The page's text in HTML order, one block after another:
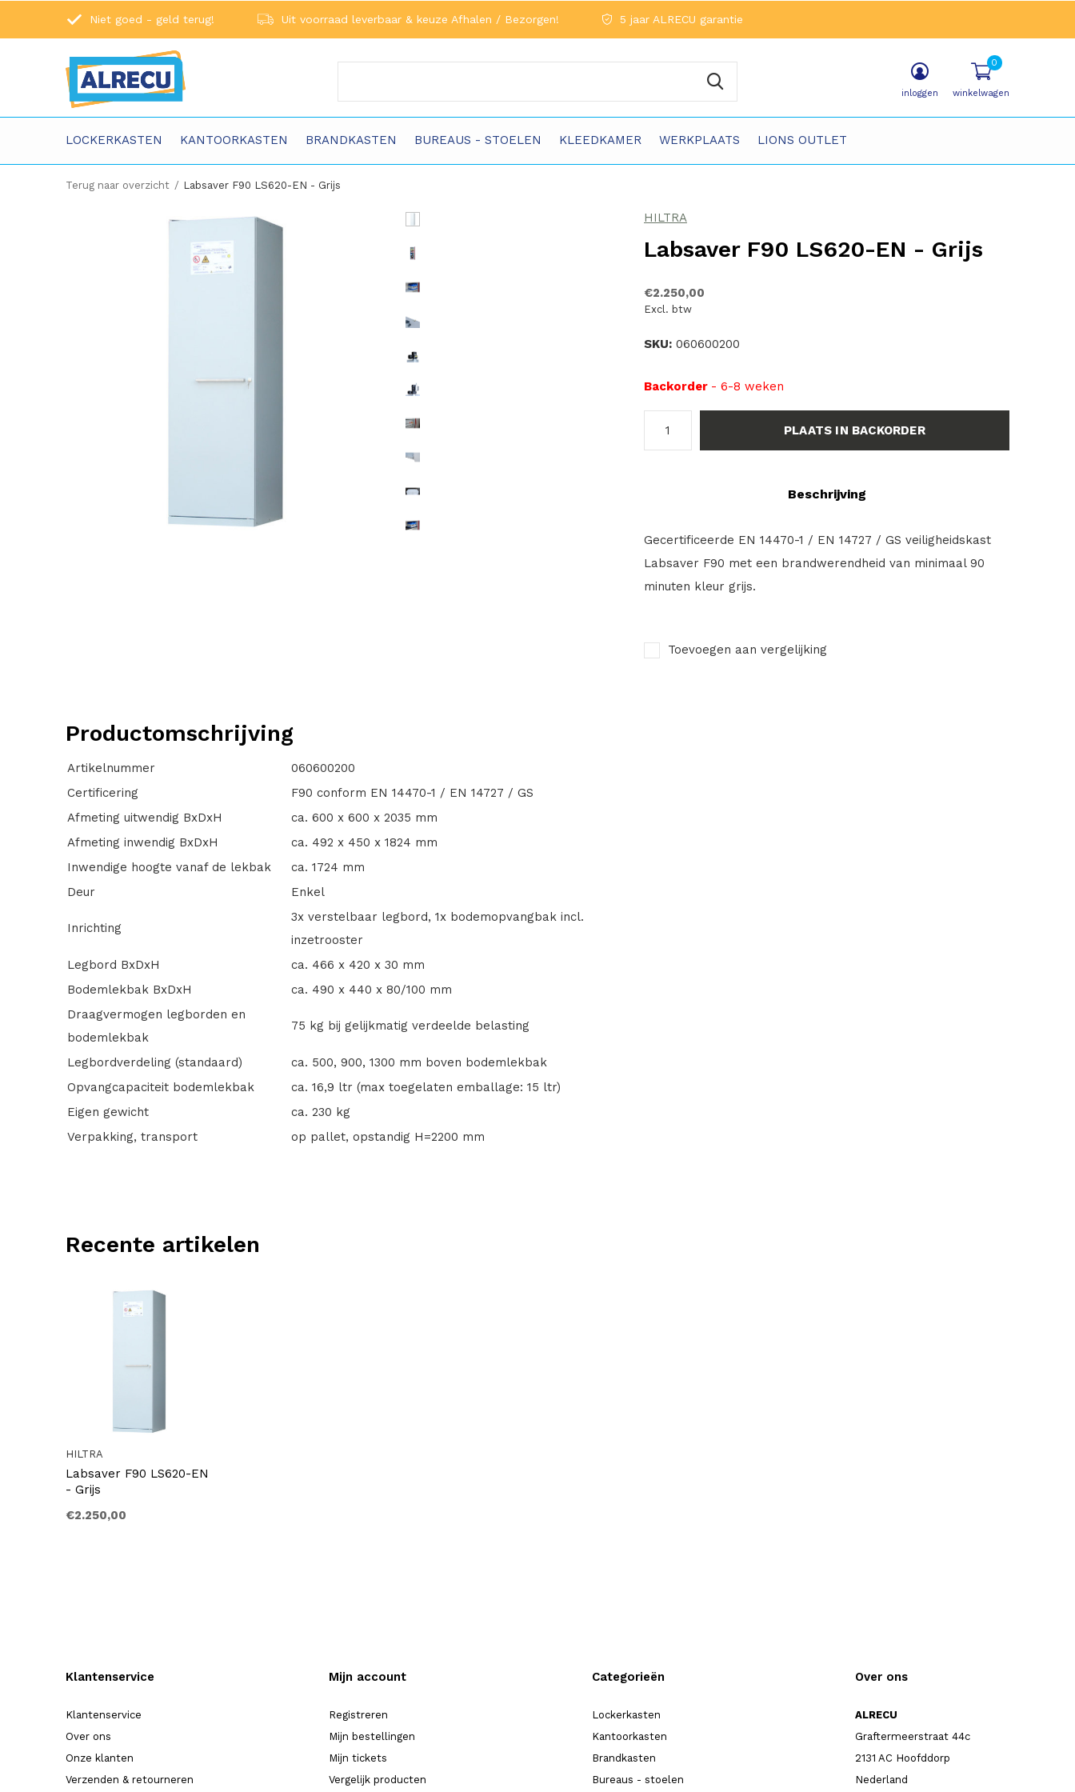
LOCKERKASTEN KANTOORKASTEN BRANDKASTEN BUREAUS - STOELEN KLEEDKAMER WERKPLAATS LIONS OUTLET
inloggen winkelwagen
0
Niet goed - geld terug! Uit voorraad leverbaar & keuze Afhalen / Bezorgen! 5 jaar ALRECU garantie
Terug naar overzicht Labsaver F90 LS620-EN - Grijs
HILTRA
Labsaver F90 LS620-EN - Grijs
€2.250,00
Excl. btw
SKU: 060600200
Backorder - 6-8 weken
PLAATS IN BACKORDER
Beschrijving
Gecertificeerde EN 14470-1 / EN 14727 / GS veiligheidskast
Labsaver F90 met een brandwerendheid van minimaal 90
minuten kleur grijs.
Toevoegen aan vergelijking
Productomschrijving
Artikelnummer
060600200
Certificering
F90 conform EN 14470-1 / EN 14727 / GS
Afmeting uitwendig BxDxH
ca. 600 x 600 x 2035 mm
Afmeting inwendig BxDxH
ca. 492 x 450 x 1824 mm
Inwendige hoogte vanaf de lekbak
ca. 1724 mm
Deur
Enkel
Inrichting
3x verstelbaar legbord, 1x bodemopvangbak incl.
inzetrooster
Legbord BxDxH
ca. 466 x 420 x 30 mm
Bodemlekbak BxDxH
ca. 490 x 440 x 80/100 mm
Draagvermogen legborden en
bodemlekbak
75 kg bij gelijkmatig verdeelde belasting
Legbordverdeling (standaard)
ca. 500, 900, 1300 mm boven bodemlekbak
Opvangcapaciteit bodemlekbak
ca. 16,9 ltr (max toegelaten emballage: 15 ltr)
Eigen gewicht
ca. 230 kg
Verpakking, transport
op pallet, opstandig H=2200 mm
Recente artikelen
HILTRA
Labsaver F90 LS620-EN
- Grijs
€2.250,00
Klantenservice
Klantenservice
Over ons
Onze klanten
Verzenden & retourneren
Mijn account
Registreren
Mijn bestellingen
Mijn tickets
Vergelijk producten
Categorieën
Lockerkasten
Kantoorkasten
Brandkasten
Bureaus - stoelen
Over ons
ALRECU
Graftermeerstraat 44c
2131 AC Hoofddorp
Nederland